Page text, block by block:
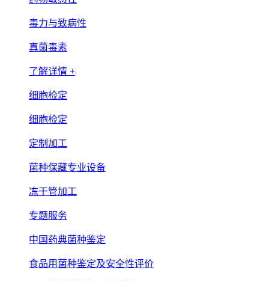
毒力与致病性
真菌毒素
了解详情 +
细胞检定
细胞检定
定制加工
菌种保藏专业设备
冻干管加工
专题服务
中国药典菌种鉴定
食品用菌种鉴定及安全性评价